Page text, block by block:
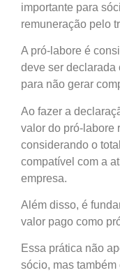
importante para
remuneração pelo
A pró-labore é
deve ser declarada
para não gerar
Ao fazer a
valor do pró-labore
considerando o
compatível com a
empresa.
Além disso, é
valor pago como
Essa prática não
sócio, mas